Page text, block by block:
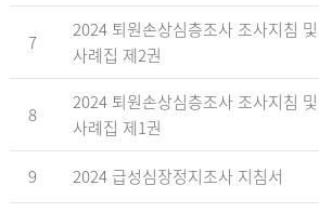
7
2024 퇴원손상심층조사 조사지침 및
사례집 제2권
8
2024 퇴원손상심층조사 조사지침 및
사례집 제1권
9 2024 급성심장정지조사 지침서